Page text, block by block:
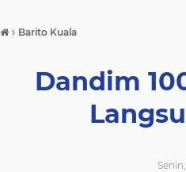
› Barito Kuala
Dandim